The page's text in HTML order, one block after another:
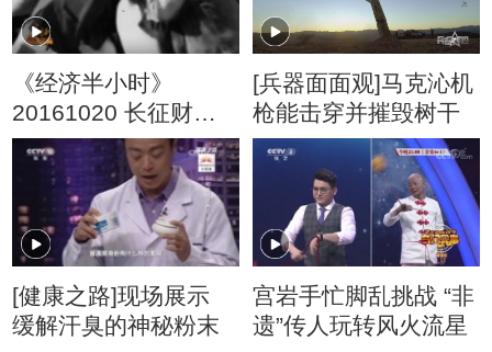
《经济半小时》
20161020 长征财经
密码：长征前的苏维
埃经济
[兵器面面观]马克沁机
枪能击穿并摧毁树干
[健康之路]现场展示
缓解汗臭的神秘粉末
宫岩手忙脚乱挑战 “非
遗”传人玩转风火流星